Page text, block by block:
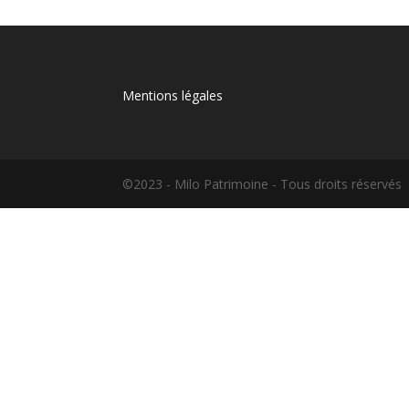
Mentions légales
©2023 - Milo Patrimoine - Tous droits réservés